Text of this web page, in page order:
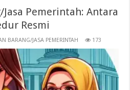
Jasa Pemerintah: Antara
Resmi
BARANG/JASA PEMERINTAH 173